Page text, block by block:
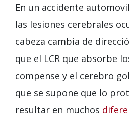
En un accidente
las lesiones cerebrales
cabeza cambia de
que el LCR que absorbe
compense y el cerebro
que se supone que lo
resultar en muchos